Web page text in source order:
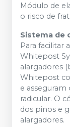
Módulo de
o risco de
Sistema de
Para facilitar
Whitepost
alargadores
Whitepost
e
radicular. O
dos pinos e
alargadores.